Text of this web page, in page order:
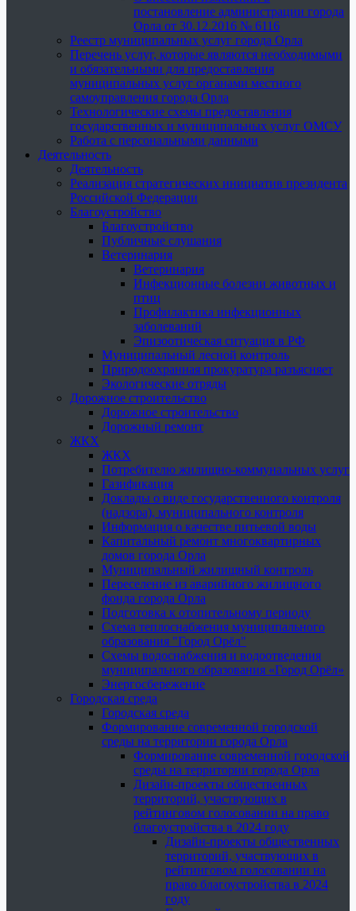
постановление администрации города
Орла от 30.12.2016 № 6116
Реестр муниципальных услуг города Орла
Перечень услуг, которые являются необходимыми
и обязательными для предоставления
муниципальных услуг органами местного
самоуправления города Орла
Технологические схемы предоставления
государственных и муниципальных услуг ОМСУ
Работа с персональными данными
Деятельность
Деятельность
Реализация стратегических инициатив президента
Российской Федерации
Благоустройство
Благоустройство
Публичные слушания
Ветеринария
Ветеринария
Инфекционные болезни животных и
птиц
Профилактика инфекционных
заболеваний
Эпизоотическая ситуация в РФ
Муниципальный лесной контроль
Природоохранная прокуратура разъясняет
Экологические отряды
Дорожное строительство
Дорожное строительство
Дорожный ремонт
ЖКХ
ЖКХ
Потребителю жилищно-коммунальных услуг
Газификация
Доклады о виде государственного контроля
(надзора), муниципального контроля
Информация о качестве питьевой воды
Капитальный ремонт многоквартирных
домов города Орла
Муниципальный жилищный контроль
Переселение из аварийного жилищного
фонда города Орла
Подготовка к отопительному периоду
Схема теплоснабжения муниципального
образования "Город Орёл"
Схемы водоснабжения и водоотведения
муниципального образования «Город Орёл»
Энергосбережение
Городская среда
Городская среда
Формирование современной городской
среды на территории города Орла
Формирование современной городской
среды на территории города Орла
Дизайн-проекты общественных
территорий, участвующих в
рейтинговом голосовании на право
благоустройства в 2024 году
Дизайн-проекты общественных
территорий, участвующих в
рейтинговом голосовании на
право благоустройства в 2024
году